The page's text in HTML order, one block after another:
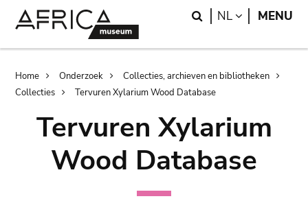
Search
NL LANGUAGE
MENU
Breadcrumb
Home Onderzoek
Collecties, archieven en bibliotheken
Collecties
Tervuren Xylarium Wood Database
Tervuren Xylarium
Wood Database